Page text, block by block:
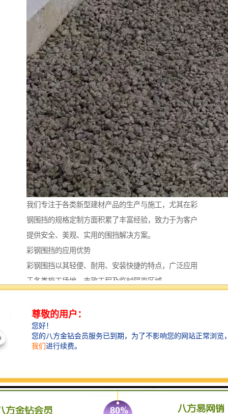
我们专注于各类新型建材产品的生产与施工，尤其在彩
钢围挡的规格定制方面积累了丰富经验，致力于为客户
提供安全、美观、实用的围挡解决方案。
彩钢围挡的应用优势
彩钢围挡以其轻便、耐用、安装快捷的特点，广泛应用
于各类施工场地、市政工程及临时隔离区域。
风压能力，能够适应多种复杂环境。
同时，彩钢表面可通过涂层工艺实现多样化色彩与纹理
设计，既能满足功能性需求，也能兼顾环境美观协调。
无论是短期工程还是长期项目，都能提供可靠的围护保